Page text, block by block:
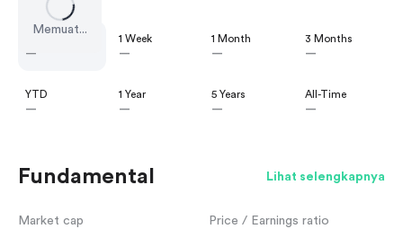
Memuat...
—
1 Week
—
1 Month
—
3 Months
—
YTD
—
1 Year
—
5 Years
—
All-Time
—
Fundamental Lihat selengkapnya
Market cap Price / Earnings ratio